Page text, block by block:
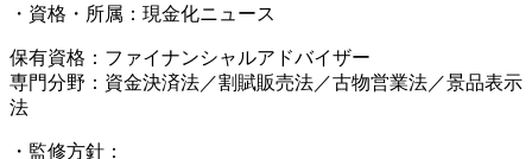
・資格・所属：現金化ニュース
保有資格：ファイナンシャルアドバイザー
専門分野：資金決済法／割賦販売法／古物営業法／景品表示
法
・監修方針：